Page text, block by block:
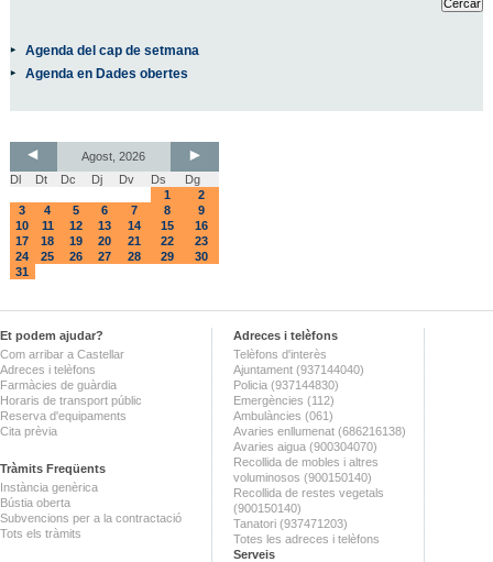
Agenda del cap de setmana
Agenda en Dades obertes
Agost, 2026
Dl
Dt Dc Dj Dv Ds
Dg
1
2
3
4 5 6 7 8
9
10
11 12 13 14 15
16
17
18 19 20 21 22
23
24
25 26 27 28 29
30
31
Et podem ajudar?
Com arribar a Castellar
Adreces i telèfons
Farmàcies de guàrdia
Horaris de transport públic
Reserva d'equipaments
Cita prèvia
Tràmits Freqüents
Instància genèrica
Bústia oberta
Subvencions per a la contractació
Tots els tràmits
Adreces i telèfons
Telèfons d'interès
Ajuntament (937144040)
Policia (937144830)
Emergències (112)
Ambulàncies (061)
Avaries enllumenat (686216138)
Avaries aigua (900304070)
Recollida de mobles i altres
voluminosos (900150140)
Recollida de restes vegetals
(900150140)
Tanatori (937471203)
Totes les adreces i telèfons
Serveis